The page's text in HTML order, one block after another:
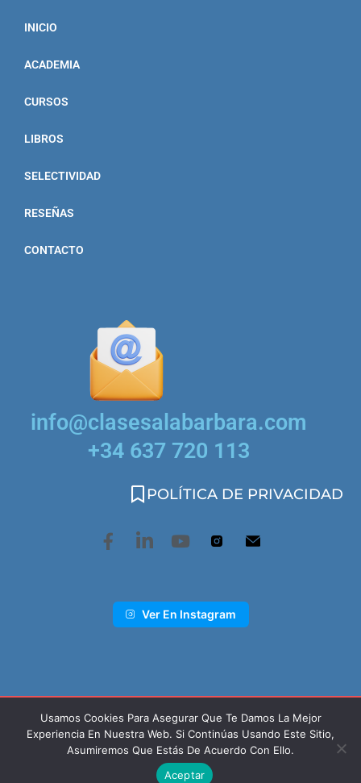
INICIO
ACADEMIA
CURSOS
LIBROS
SELECTIVIDAD
RESEÑAS
CONTACTO
info@clasesalabarbara.com
+34 637 720 113
POLÍTICA DE PRIVACIDAD
Ver En Instagram
©2025. www.clasesalabarbara.com Todos los
derechos reservados
Usamos Cookies Para Asegurar Que Te Damos La Mejor
Experiencia En Nuestra Web. Si Continúas Usando Este Sitio,
Asumiremos Que Estás De Acuerdo Con Ello.
Aceptar